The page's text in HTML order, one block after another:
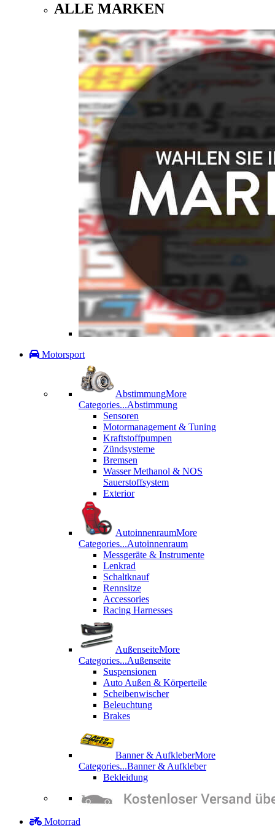
ALLE MARKEN
Motorsport
AbstimmungMore
Categories...Abstimmung
Sensoren
Motormanagement & Tuning
Kraftstoffpumpen
Zündsysteme
Bremsen
Wasser Methanol & NOS
Sauerstoffsystem
Exterior
AutoinnenraumMore
Categories...Autoinnenraum
Messgeräte & Instrumente
Lenkrad
Schaltknauf
Rennsitze
Accessories
Racing Harnesses
AußenseiteMore
Categories...Außenseite
Suspensionen
Auto Außen & Körperteile
Scheibenwischer
Beleuchtung
Brakes
Banner & AufkleberMore
Categories...Banner & Aufkleber
Bekleidung
Motorrad